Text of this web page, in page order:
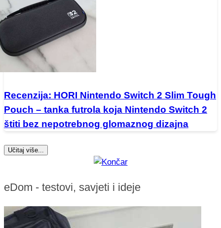
Recenzija: HORI Nintendo Switch 2 Slim Tough
Pouch – tanka futrola koja Nintendo Switch 2
štiti bez nepotrebnog glomaznog dizajna
Učitaj više...
eDom - testovi, savjeti i ideje